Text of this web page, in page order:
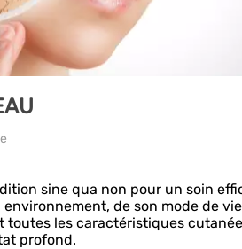
sine qua non pour un soin
de son mode de
les caractéristiques
profond.